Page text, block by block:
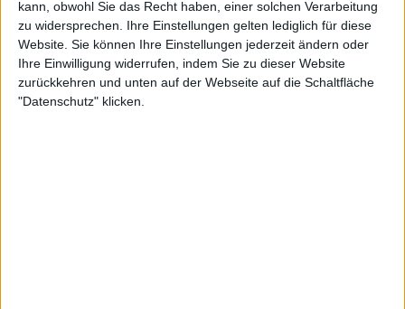
kann, obwohl Sie das Recht haben, einer solchen Verarbeitung
zu widersprechen. Ihre Einstellungen gelten lediglich für diese
Website. Sie können Ihre Einstellungen jederzeit ändern oder
Ihre Einwilligung widerrufen, indem Sie zu dieser Website
zurückkehren und unten auf der Webseite auf die Schaltfläche
"Datenschutz" klicken.